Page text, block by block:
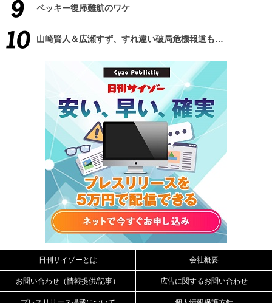
ベッキー復帰難航のワケ
山崎賢人＆広瀬すず、すれ違い破局危機報道も…
日刊サイゾーとは 会社概要
お問い合わせ（情報提供/記事） 広告に関するお問い合わせ